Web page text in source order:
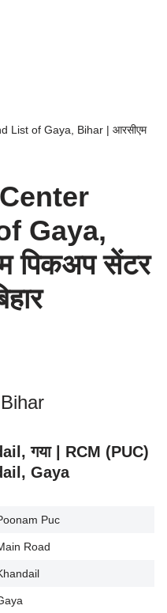
List of Gaya, Bihar | आरसीएम
Gaya,
पिकअप सेंटर
गया | RCM (PUC)
Gaya
Puc
Road